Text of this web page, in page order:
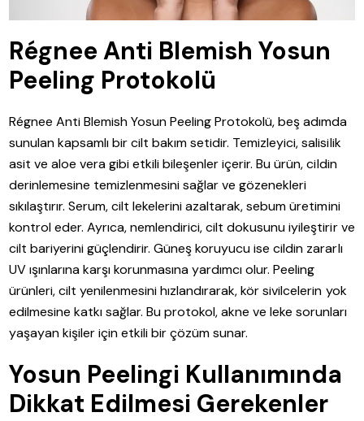
Régnee Anti Blemish Yosun
Peeling Protokolü
Régnee Anti Blemish Yosun Peeling Protokolü, beş adımda
sunulan kapsamlı bir cilt bakım setidir. Temizleyici, salisilik
asit ve aloe vera gibi etkili bileşenler içerir. Bu ürün, cildin
derinlemesine temizlenmesini sağlar ve gözenekleri
sıkılaştırır. Serum, cilt lekelerini azaltarak, sebum üretimini
kontrol eder. Ayrıca, nemlendirici, cilt dokusunu iyileştirir ve
cilt bariyerini güçlendirir. Güneş koruyucu ise cildin zararlı
UV ışınlarına karşı korunmasına yardımcı olur. Peeling
ürünleri, cilt yenilenmesini hızlandırarak, kör sivilcelerin yok
edilmesine katkı sağlar. Bu protokol, akne ve leke sorunları
yaşayan kişiler için etkili bir çözüm sunar.
Yosun Peelingi Kullanımında
Dikkat Edilmesi Gerekenler